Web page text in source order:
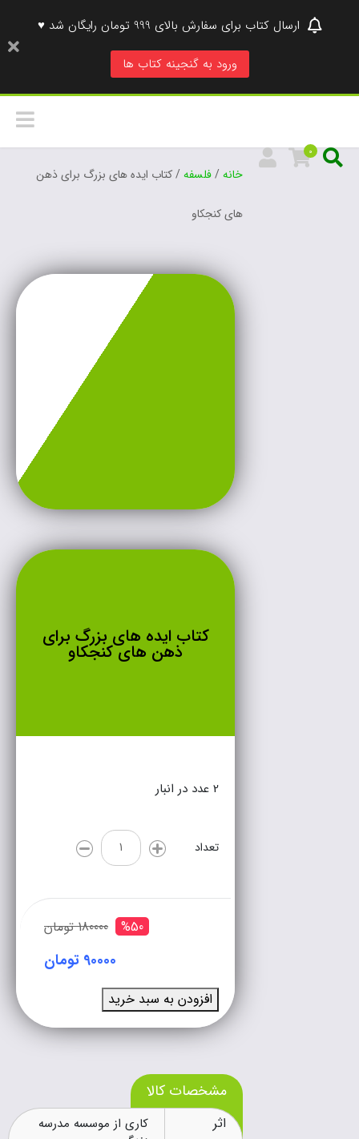
ارسال کتاب برای سفارش بالای 999 تومان رایگان شد ♥
ورود به گنجینه کتاب ها
0
خانه/فلسفه/ کتاب ایده های بزرگ برای ذهن
های کنجکاو
کتاب ایده های بزرگ برای
ذهن های کنجکاو
2 عدد در انبار
تعداد
%50 180000 تومان
90000 تومان
افزودن به سبد خرید
مشخصات کالا
اثر
کاری از موسسه مدرسه